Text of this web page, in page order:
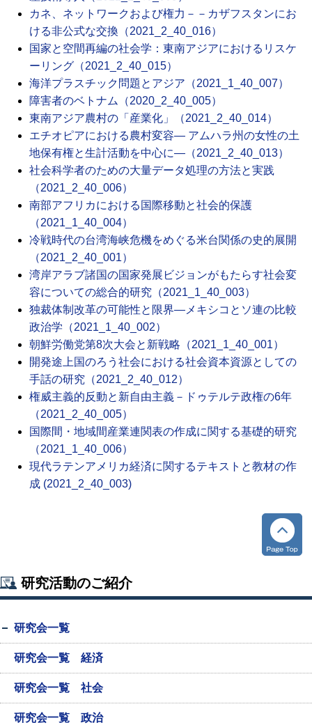
カネ、ネットワークおよび権力－－カザフスタンにお
ける非公式な交換（2021_2_40_016）
国家と空間再編の社会学：東南アジアにおけるリスケ
ーリング（2021_2_40_015）
海洋プラスチック問題とアジア（2021_1_40_007）
障害者のベトナム（2020_2_40_005）
東南アジア農村の「産業化」（2021_2_40_014）
エチオピアにおける農村変容― アムハラ州の女性の土
地保有権と生計活動を中心に―（2021_2_40_013）
社会科学者のための大量データ処理の方法と実践
（2021_2_40_006）
南部アフリカにおける国際移動と社会的保護
（2021_1_40_004）
冷戦時代の台湾海峡危機をめぐる米台関係の史的展開
（2021_2_40_001）
湾岸アラブ諸国の国家発展ビジョンがもたらす社会変
容についての総合的研究（2021_1_40_003）
独裁体制改革の可能性と限界―メキシコとソ連の比較
政治学（2021_1_40_002）
朝鮮労働党第8次大会と新戦略（2021_1_40_001）
開発途上国のろう社会における社会資本資源としての
手話の研究（2021_2_40_012）
権威主義的反動と新自由主義－ドゥテルテ政権の6年
（2021_2_40_005）
国際間・地域間産業連関表の作成に関する基礎的研究
（2021_1_40_006）
現代ラテンアメリカ経済に関するテキストと教材の作
成 (2021_2_40_003)
研究活動のご紹介
研究会一覧
研究会一覧 経済
研究会一覧 社会
研究会一覧 政治